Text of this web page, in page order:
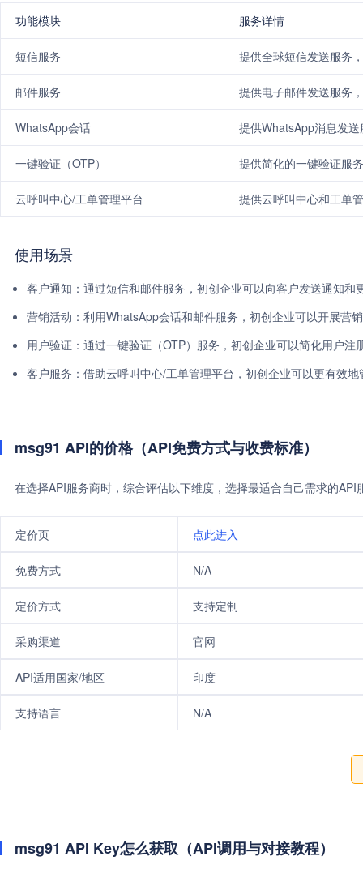
功能模块 服务详情
短信服务 提供全球短信发送服务
邮件服务 提供电子邮件发送服务
WhatsApp会话 提供WhatsApp消息发
一键验证（OTP） 提供简化的一键验证服
云呼叫中心/工单管理平台 提供云呼叫中心和工单
使用场景
客户通知：通过短信和邮件服务，初创企业可以向客户发送通知和
营销活动：利用WhatsApp会话和邮件服务，初创企业可以开展营
用户验证：通过一键验证（OTP）服务，初创企业可以简化用户注
客户服务：借助云呼叫中心/工单管理平台，初创企业可以更有效
msg91 API的价格（API免费方式与收费标准）
在选择API服务商时，综合评估以下维度，选择最适合自己需求的
定价页 点此进入
免费方式 N/A
定价方式 支持定制
采购渠道 官网
API适用国家/地区 印度
支持语言 N/A
msg91 API Key怎么获取（API调用与对接教程）